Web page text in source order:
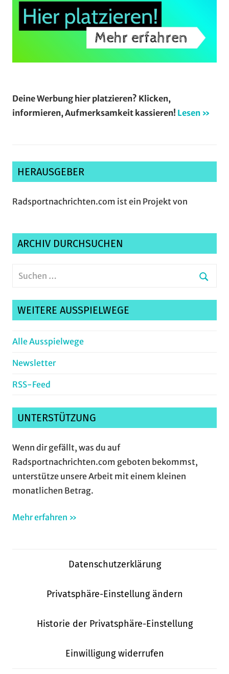
Deine Werbung hier platzieren? Klicken,
informieren, Aufmerksamkeit kassieren! Lesen »
HERAUSGEBER
Radsportnachrichten.com ist ein Projekt von
ARCHIV DURCHSUCHEN
Suchen
WEITERE AUSSPIELWEGE
Alle Ausspielwege
Newsletter
RSS-Feed
UNTERSTÜTZUNG
Wenn dir gefällt, was du auf
Radsportnachrichten.com geboten bekommst,
unterstütze unsere Arbeit mit einem kleinen
monatlichen Betrag.
Mehr erfahren »
Datenschutzerklärung
Privatsphäre-Einstellung ändern
Historie der Privatsphäre-Einstellung
Einwilligung widerrufen